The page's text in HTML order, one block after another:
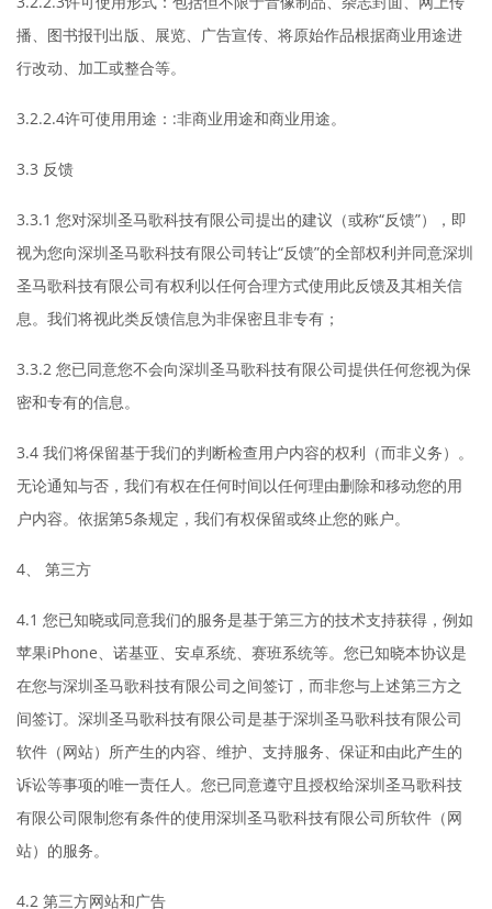
播、图书报刊出版、展览、广告宣传、将原始作品根据商业用途进
行改动、加工或整合等。
3.2.2.4许可使用用途：:非商业用途和商业用途。
3.3 反馈
3.3.1 您对深圳圣马歌科技有限公司提出的建议（或称“反馈”），即
视为您向深圳圣马歌科技有限公司转让“反馈”的全部权利并同意深圳
圣马歌科技有限公司有权利以任何合理方式使用此反馈及其相关信
息。我们将视此类反馈信息为非保密且非专有；
3.3.2 您已同意您不会向深圳圣马歌科技有限公司提供任何您视为保
密和专有的信息。
3.4 我们将保留基于我们的判断检查用户内容的权利（而非义务）。
无论通知与否，我们有权在任何时间以任何理由删除和移动您的用
户内容。依据第5条规定，我们有权保留或终止您的账户。
4、 第三方
4.1 您已知晓或同意我们的服务是基于第三方的技术支持获得，例如
苹果iPhone、诺基亚、安卓系统、赛班系统等。您已知晓本协议是
在您与深圳圣马歌科技有限公司之间签订，而非您与上述第三方之
间签订。深圳圣马歌科技有限公司是基于深圳圣马歌科技有限公司
软件（网站）所产生的内容、维护、支持服务、保证和由此产生的
诉讼等事项的唯一责任人。您已同意遵守且授权给深圳圣马歌科技
有限公司限制您有条件的使用深圳圣马歌科技有限公司所软件（网
站）的服务。
4.2 第三方网站和广告